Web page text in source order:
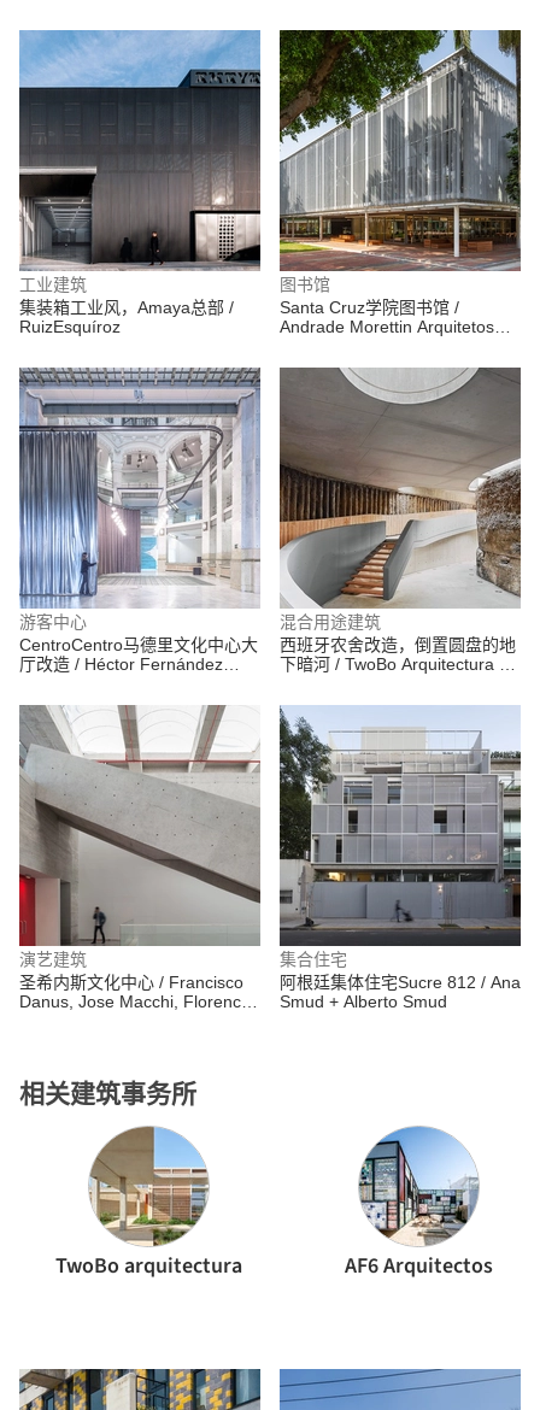
工业建筑
集装箱工业风，Amaya总部 /
RuizEsquíroz
图书馆
Santa Cruz学院图书馆 /
Andrade Morettin Arquitetos
游客中心
CentroCentro马德里文化中心大
厅改造 / Héctor Fernández
混合用途建筑
西班牙农舍改造，倒置圆盘的地
下暗河 / TwoBo Arquitectura +
演艺建筑
圣希内斯文化中心 / Francisco
Danus, Jose Macchi, Florencia
相关建筑事务所
TwoBo arquitectura AF6 Arquitectos
集合住宅
阿根廷集体住宅Sucre 812 / Ana
Smud + Alberto Smud